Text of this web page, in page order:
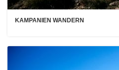
KAMPANIEN WANDERN